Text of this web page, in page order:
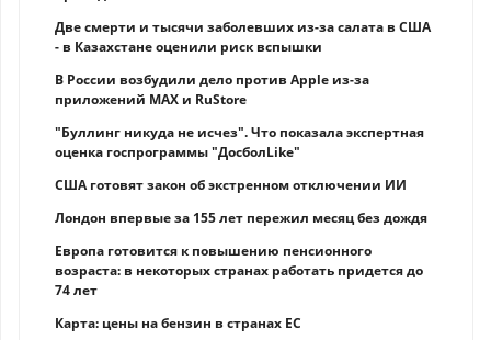
Две смерти и тысячи заболевших из-за салата в США
- в Казахстане оценили риск вспышки
В России возбудили дело против Apple из-за
приложений MAX и RuStore
"Буллинг никуда не исчез". Что показала экспертная
оценка госпрограммы "ДосболLike"
США готовят закон об экстренном отключении ИИ
Лондон впервые за 155 лет пережил месяц без дождя
Европа готовится к повышению пенсионного
возраста: в некоторых странах работать придется до
74 лет
Карта: цены на бензин в странах ЕС